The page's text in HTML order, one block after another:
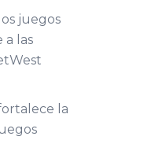
juegos
las
la